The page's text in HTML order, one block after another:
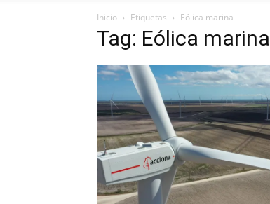
Inicio Etiquetas Eólica marina
Tag: Eólica marina